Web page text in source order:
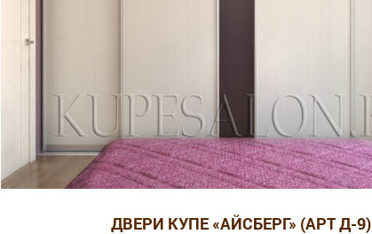
ДВЕРИ КУПЕ «АЙСБЕРГ» (АРТ Д-9)